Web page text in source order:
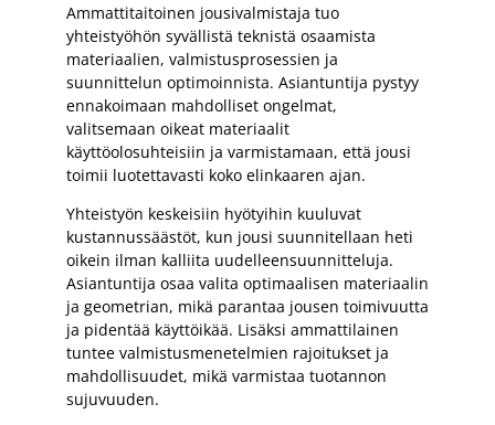
Ammattitaitoinen jousivalmistaja tuo
yhteistyöhön syvällistä teknistä osaamista
materiaalien, valmistusprosessien ja
suunnittelun optimoinnista. Asiantuntija pystyy
ennakoimaan mahdolliset ongelmat,
valitsemaan oikeat materiaalit
käyttöolosuhteisiin ja varmistamaan, että jousi
toimii luotettavasti koko elinkaaren ajan.
Yhteistyön keskeisiin hyötyihin kuuluvat
kustannussäästöt, kun jousi suunnitellaan heti
oikein ilman kalliita uudelleensuunnitteluja.
Asiantuntija osaa valita optimaalisen materiaalin
ja geometrian, mikä parantaa jousen toimivuutta
ja pidentää käyttöikää. Lisäksi ammattilainen
tuntee valmistusmenetelmien rajoitukset ja
mahdollisuudet, mikä varmistaa tuotannon
sujuvuuden.